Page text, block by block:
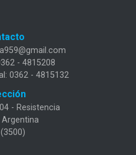
- 4815208
0362 - 4815132
- Resistencia
(3500)